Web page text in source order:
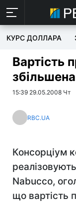
КУРС ДОЛЛАРА
Вартість
15:39 29.05.2008 Чт
RBC.UA
Консорціум
Nabucco,
що вартість